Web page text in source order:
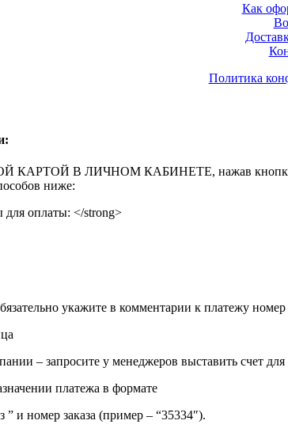
Как
Политика
В ЛИЧНОМ КАБИНЕТЕ, нажав кнопку
ниже:
оплаты: </strong>
укажите в комментарии к платежу
– запросите у менеджеров выставить счет
платежа в формате
и номер заказа (пример – “35334″).